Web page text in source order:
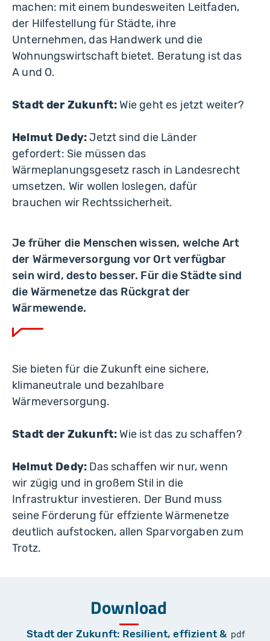
machen: mit einem bundesweiten Leitfaden,
der Hilfestellung für Städte, ihre
Unternehmen, das Handwerk und die
Wohnungswirtschaft bietet. Beratung ist das
A und O.
Stadt der Zukunft:Wie geht es jetzt weiter?
Helmut Dedy:Jetzt sind die Länder
gefordert: Sie müssen das
Wärmeplanungsgesetz rasch in Landesrecht
umsetzen. Wir wollen loslegen, dafür
brauchen wir Rechtssicherheit.
Je früher die Menschen wissen, welche Art
der Wärmeversorgung vor Ort verfügbar
sein wird, desto besser. Für die Städte sind
die Wärmenetze das Rückgrat der
Wärmewende.
Sie bieten für die Zukunft eine sichere,
klimaneutrale und bezahlbare
Wärmeversorgung.
Stadt der Zukunft:Wie ist das zu schaffen?
Helmut Dedy: Das schaffen wir nur, wenn
wir zügig und in großem Stil in die
Infrastruktur investieren. Der Bund muss
seine Förderung für effziente Wärmenetze
deutlich aufstocken, allen Sparvorgaben zum
Trotz.
Download
Stadt der Zukunft: Resilient, effizient & pdf